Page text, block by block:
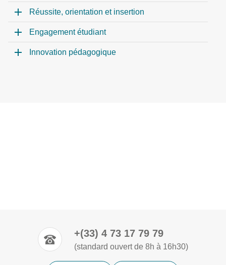
Réussite, orientation et insertion
Engagement étudiant
Innovation pédagogique
+(33) 4 73 17 79 79
(standard ouvert de 8h à 16h30)